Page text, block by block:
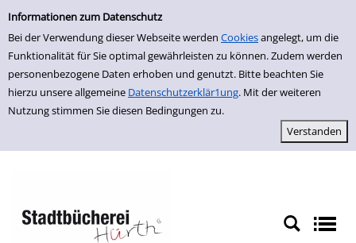
Einfache Suche
Informationen zum Datenschutz
Bei der Verwendung dieser Webseite werden Cookiesangelegt, um die
Funktionalität für Sie optimal gewährleisten zu können. Zudem werden
personenbezogene Daten erhoben und genutzt. Bitte beachten Sie
hierzu unsere allgemeine Datenschutzerklär1ung. Mit der weiteren
Nutzung stimmen Sie diesen Bedingungen zu.
zur Navigation springen
zum Inhalt springen
Zu den Suchfiltern springen
Zur Trefferliste springen